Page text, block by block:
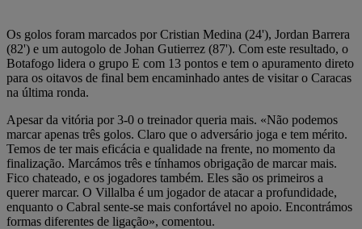
Os golos foram marcados por Cristian Medina (24'), Jordan Barrera
(82') e um autogolo de Johan Gutierrez (87'). Com este resultado, o
Botafogo lidera o grupo E com 13 pontos e tem o apuramento direto
para os oitavos de final bem encaminhado antes de visitar o Caracas
na última ronda.
Apesar da vitória por 3-0 o treinador queria mais. «Não podemos
marcar apenas três golos. Claro que o adversário joga e tem mérito.
Temos de ter mais eficácia e qualidade na frente, no momento da
finalização. Marcámos três e tínhamos obrigação de marcar mais.
Fico chateado, e os jogadores também. Eles são os primeiros a
querer marcar. O Villalba é um jogador de atacar a profundidade,
enquanto o Cabral sente-se mais confortável no apoio. Encontrámos
formas diferentes de ligação», comentou.